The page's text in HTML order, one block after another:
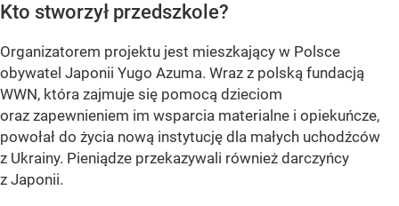
Kto stworzył przedszkole?
Organizatorem projektu jest mieszkający w Polsce
obywatel Japonii Yugo Azuma. Wraz z polską fundacją
WWN, która zajmuje się pomocą dzieciom
oraz zapewnieniem im wsparcia materialne i opiekuńcze,
powołał do życia nową instytucję dla małych uchodźców
z Ukrainy. Pieniądze przekazywali również darczyńcy
z Japonii.